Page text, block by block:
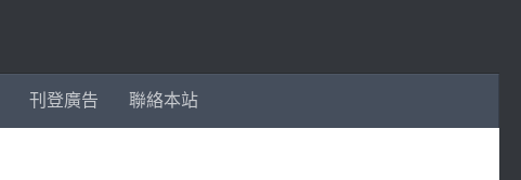
刊登廣告 聯絡本站